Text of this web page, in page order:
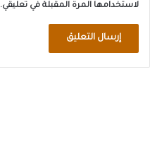
لاستخدامها المرة المقبلة في تعليقي.